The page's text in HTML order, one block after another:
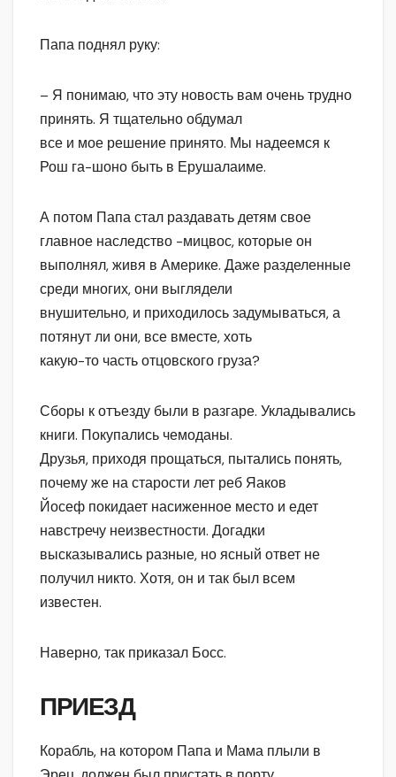
Папа поднял руку:
– Я понимаю, что эту новость вам очень трудно
принять. Я тщательно обдумал
все и мое решение принято. Мы надеемся к
Рош га-шоно быть в Ерушалаиме.
А потом Папа стал раздавать детям свое
главное наследство -мицвос, которые он
выполнял, живя в Америке. Даже разделенные
среди многих, они выглядели
внушительно, и приходилось задумываться, а
потянут ли они, все вместе, хоть
какую-то часть отцовского груза?
Сборы к отъезду были в разгаре. Укладывались
книги. Покупались чемоданы.
Друзья, приходя прощаться, пытались понять,
почему же на старости лет реб Яаков
Йосеф покидает насиженное место и едет
навстречу неизвестности. Догадки
высказывались разные, но ясный ответ не
получил никто. Хотя, он и так был всем
известен.
Наверно, так приказал Босс.
ПРИЕЗД
Корабль, на котором Папа и Мама плыли в